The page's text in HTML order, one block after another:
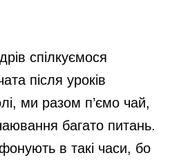
спілкуємося
після уроків
ми разом п’ємо чай,
багато питань.
в такі часи, бо